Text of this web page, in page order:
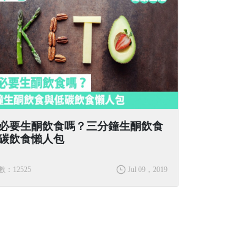
要生酮飲食嗎？三分鐘生酮飲食
飲食懶人包
：12525 Jul 09，2019